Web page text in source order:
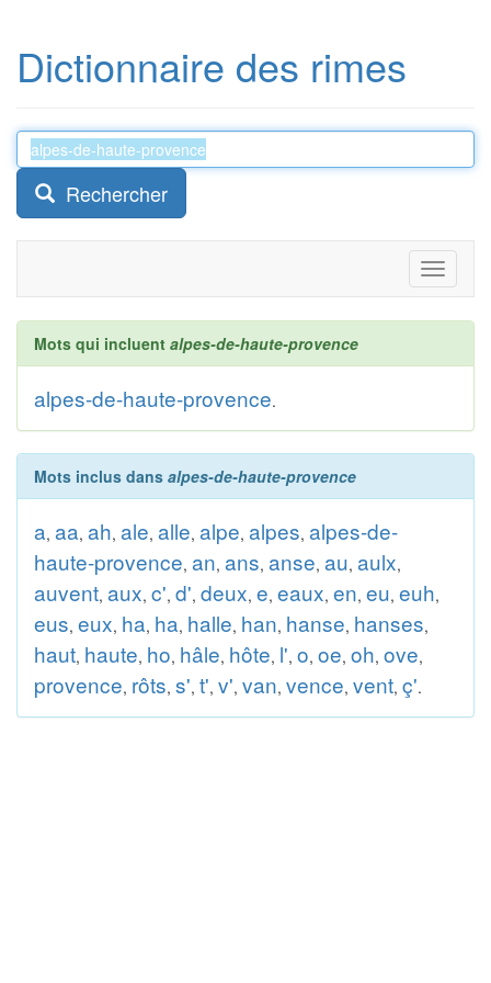
Dictionnaire des rimes
Rechercher
Toggle
Mots qui incluent alpes-de-haute-provence
alpes-de-haute-provence.
Mots inclus dans alpes-de-haute-provence
a, aa, ah, ale, alle, alpe, alpes, alpes-de-
haute-provence, an, ans, anse, au, aulx,
auvent, aux, c', d', deux, e, eaux, en, eu, euh,
eus, eux, ha, ha, halle, han, hanse, hanses,
haut, haute, ho, hâle, hôte, l', o, oe, oh, ove,
provence, rôts, s', t', v', van, vence, vent, ç'.